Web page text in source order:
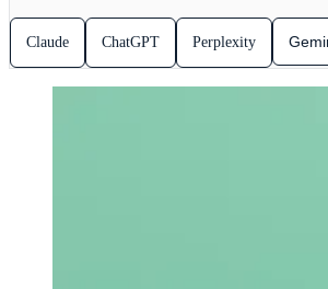
Claude ChatGPT Perplexity